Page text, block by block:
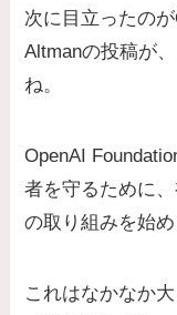
次に目立ったの
Altmanの投稿が
ね。
OpenAI
者を守るために
の取り組みを始
これはなかなか